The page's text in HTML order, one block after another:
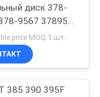
диск 378-
9567 3789568
price MOQ:1 шт.
385 390 395F